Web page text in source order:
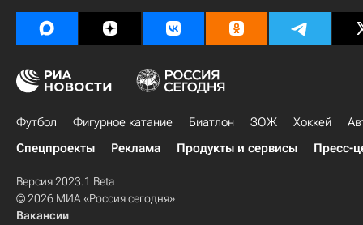
Футбол Фигурное катание Биатлон ЗОЖ Хоккей
Спецпроекты
Реклама Продукты и сервисы Пресс-
Версия 2023.1 Beta
© 2026 МИА «Россия сегодня»
Вакансии